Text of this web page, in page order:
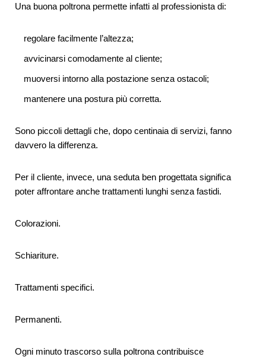
Una buona poltrona permette infatti al professionista di:
regolare facilmente l’altezza;
avvicinarsi comodamente al cliente;
muoversi intorno alla postazione senza ostacoli;
mantenere una postura più corretta.
Sono piccoli dettagli che, dopo centinaia di servizi, fanno
davvero la differenza.
Per il cliente, invece, una seduta ben progettata significa
poter affrontare anche trattamenti lunghi senza fastidi.
Colorazioni.
Schiariture.
Trattamenti specifici.
Permanenti.
Ogni minuto trascorso sulla poltrona contribuisce